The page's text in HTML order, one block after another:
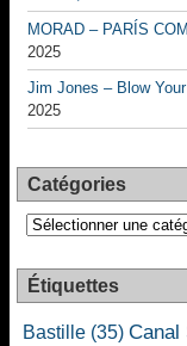
MORAD – PARÍS
2025
Jim Jones – Blow
2025
Catégories
Catégories
Étiquettes
Bastille (35) Canal